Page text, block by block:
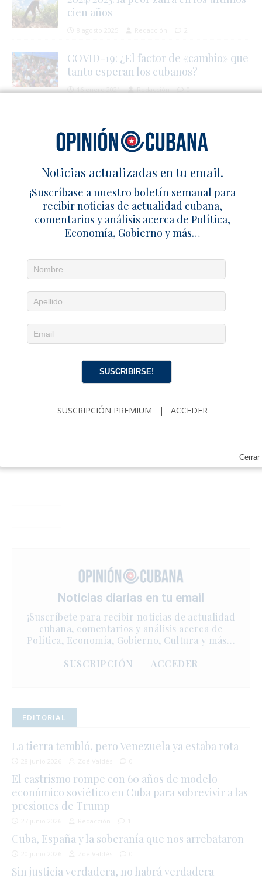
cien años
COVID-19: ¿El factor de «cambio» que
tanto esperan los cubanos?
16 enero 2021 Redacción 0
en las Grandes Ligas
19 agosto 2025 Redacción
Ciudadanos panameños detenidos: ¿propaganda enemiga,
o ayuda humanitaria? – Cuba en Familia
Ciudadanos panameños detenidos: ¿propaganda enemiga,
Deja un comentario
Noticias diarias en tu email
¡Suscríbete para recibir noticias de actualidad
cubana, comentarios y análisis acerca de
Política, Economía, Gobierno, Cultura y más…
SUSCRIPCIÓN
ACCEDER
EDITORIAL
La tierra tembló, pero Venezuela ya estaba rota
El castrismo rompe con 60 años de modelo
económico soviético en Cuba para sobrevivir a las
presiones de Trump
Cuba, España y la soberanía que nos arrebataron
Sin justicia verdadera, no habrá verdadera
Cerrar
Noticias actualizadas en tu email.
¡Suscríbase a nuestro boletín semanal para
recibir noticias de actualidad cubana,
comentarios y análisis acerca de Política,
Economía, Gobierno y más…
SUSCRIBIRSE!
SUSCRIPCIÓN PREMIUM | ACCEDER